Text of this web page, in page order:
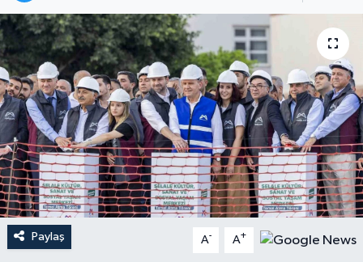
Paylaş A- A+
Mersin Tarihi
Özel Haber
Politika
Resmi İlan
Sağlık
Spor